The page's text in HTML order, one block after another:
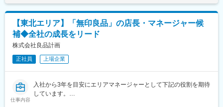
■多様なキャリアパス：
年齢・入社歴関係なく全社員に挑戦の機会が与えられます。セー
ルスリーダーなどで営業フロントを極めるのもよし、店舗経営者
を目指せる「ストアプロ制度」、本部へのキャリアチェンジなど
の選択肢も豊富。一人ひとりのなりたい姿、描きたいキャリアを
実現できます。
し、それぞれの役職や志向性に合わせた能力開発の制度も充実し
ています。
地域型、中域型、グローバル型を選択可能です。
・地域型：自宅から30km圏内にのみ配属 ※工場長・課長職まで
昇格可
・中域型：エリア内での転勤あり ※部長職まで昇格可
・グローバル型：全国転勤あり
【地域型の給与】
固定残業代：81,284円～106,484円
であり、選考を通じて上下する可能性があります。月給(月額)は固
定手当を含めた表記です。
【東北エリア】「無印良品」の店長・マネージャー候
補◆全社の成長をリード
株式会社良品計画
正社員 上場企業
仕事内容
入社から3年を目安にエリアマネージャーとして下記の役割を期待
しています。